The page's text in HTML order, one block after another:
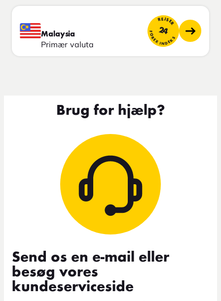
Malaysia
Primær valuta
REJSER
24
FOREX INDEKS
Brug for hjælp?
Send os en e-mail eller
besøg vores
kundeserviceside